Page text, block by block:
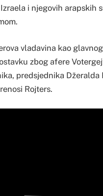
i njegovih arapskih
vladavina kao
zbog afere
predsjednika Džeralda
Rojters.